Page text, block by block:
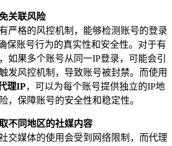
关联风险
严格的风控机制，能够检测账号的登录
保账号行为的真实性和安全性。对于有
如果多个账号从同一IP登录，可能会引
发风控机制，导致账号被封禁。而使用
理IP，可以为每个账号提供独立的IP地
，保障账号的安全性和稳定性。
不同地区的社媒内容
交媒体的使用会受到网络限制，而代理